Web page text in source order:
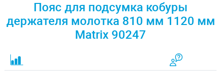
Пояс для подсумка кобуры
держателя молотка 810 мм 1120 мм
Matrix 90247